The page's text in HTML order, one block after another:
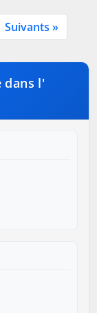
Suivants »
dans l'